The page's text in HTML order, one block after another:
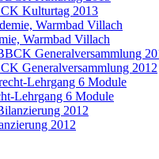
Kulturtag 2013
Warmbad Villach
Generalversammlung 2012
Lehrgang 6 Module
2012